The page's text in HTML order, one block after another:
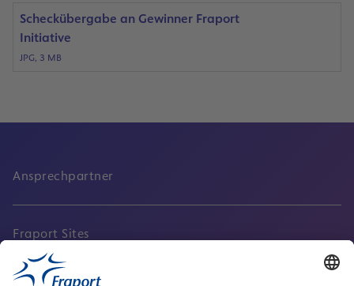
Scheckübergabe an Gewinner Fraport
Initiative
JPG, 3 MB
Ansprechpartner
Fraport Sites